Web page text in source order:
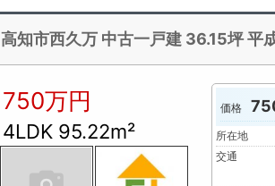
高知市西久万 中古一戸建 36.15坪 平
750万円
4LDK 95.22m²
価格
所在地
交通